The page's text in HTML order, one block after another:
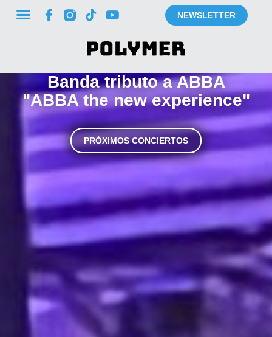
NEWSLETTER
Banda tributo a ABBA
"ABBA the new experience"
PRÓXIMOS CONCIERTOS